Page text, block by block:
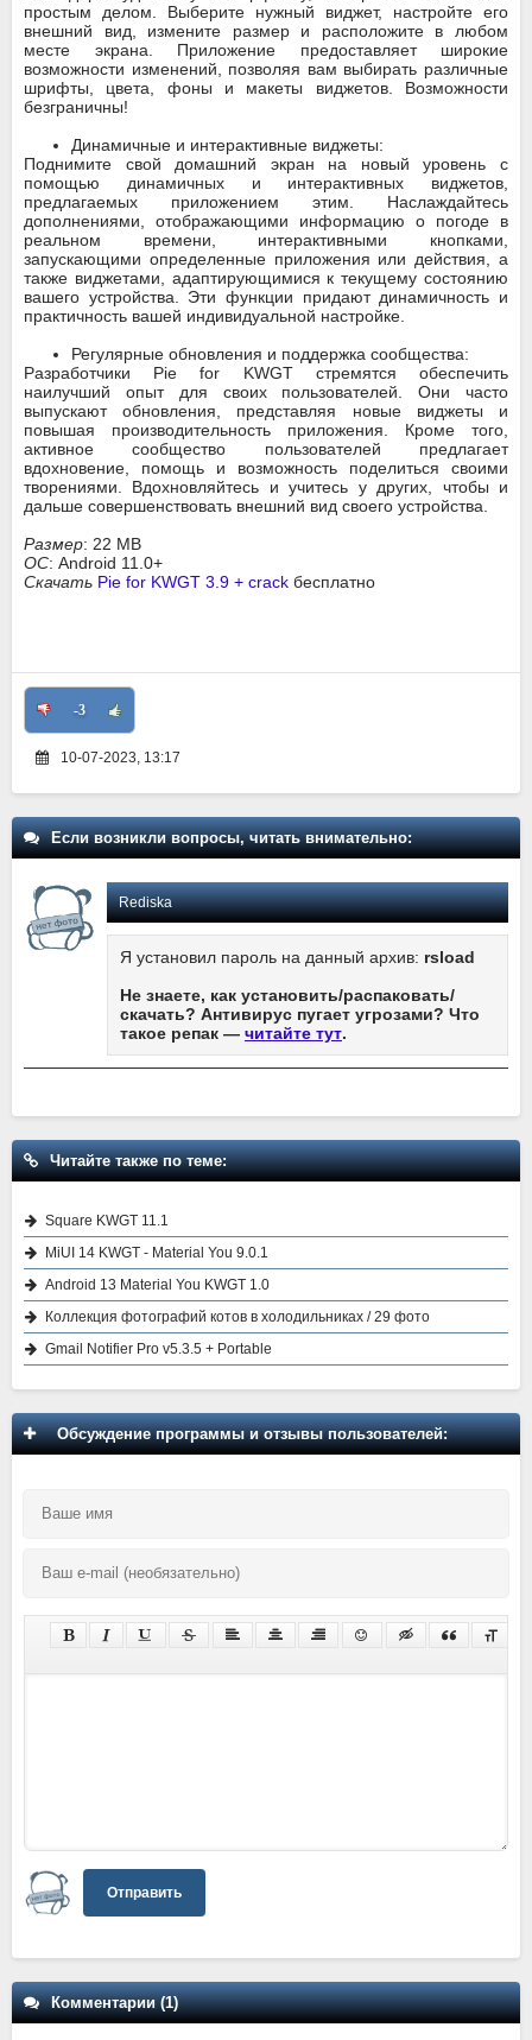
простым делом. Выберите нужный виджет, настройте его
внешний вид, измените размер и расположите в любом
месте экрана. Приложение предоставляет широкие
возможности изменений, позволяя вам выбирать различные
шрифты, цвета, фоны и макеты виджетов. Возможности
безграничны!
Динамичные и интерактивные виджеты:
Поднимите свой домашний экран на новый уровень с
помощью динамичных и интерактивных виджетов,
предлагаемых приложением этим. Наслаждайтесь
дополнениями, отображающими информацию о погоде в
реальном времени, интерактивными кнопками,
запускающими определенные приложения или действия, а
также виджетами, адаптирующимися к текущему состоянию
вашего устройства. Эти функции придают динамичность и
практичность вашей индивидуальной настройке.
Регулярные обновления и поддержка сообщества:
Разработчики Pie for KWGT стремятся обеспечить
наилучший опыт для своих пользователей. Они часто
выпускают обновления, представляя новые виджеты и
повышая производительность приложения. Кроме того,
активное сообщество пользователей предлагает
вдохновение, помощь и возможность поделиться своими
творениями. Вдохновляйтесь и учитесь у других, чтобы и
дальше совершенствовать внешний вид своего устройства.
Размер: 22 MB
ОС: Android 11.0+
Скачать Pie for KWGT 3.9 + crack бесплатно
-3
10-07-2023, 13:17
Если возникли вопросы, читать внимательно:
Rediska
Я установил пароль на данный архив: rsload
Не знаете, как установить/распаковать/
скачать? Антивирус пугает угрозами? Что
такое репак — читайте тут.
Читайте также по теме:
Square KWGT 11.1
MiUI 14 KWGT - Material You 9.0.1
Android 13 Material You KWGT 1.0
Коллекция фотографий котов в холодильниках / 29 фото
Gmail Notifier Pro v5.3.5 + Portable
Обсуждение программы и отзывы пользователей:
Отправить
Комментарии (1)